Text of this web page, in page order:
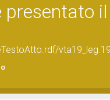
presentato